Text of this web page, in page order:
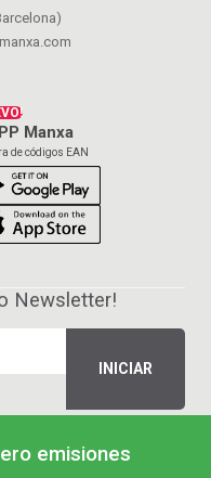
Manxa
de códigos EAN
Newsletter!
emisiones